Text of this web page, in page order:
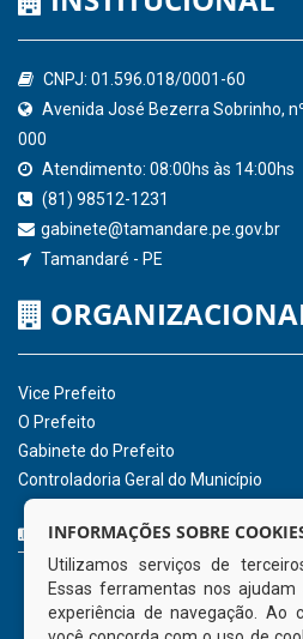
Confederação Nacional de
QEdu
Consultar Convênios
Receber Informações sobre
Hora:09:11/ Sábado, 08 de agosto
2026
INSTITUCIONAL
CNPJ: 01.596.018/0001-60
000
Atendimento: 08:00hs às 14:00hs
(81) 98512-1231
gabinete@tamandare.pe.gov.br
INFORMAÇÕES SOBRE
Utilizamos serviços de
Essas ferramentas nos
experiência de navegação. Ao